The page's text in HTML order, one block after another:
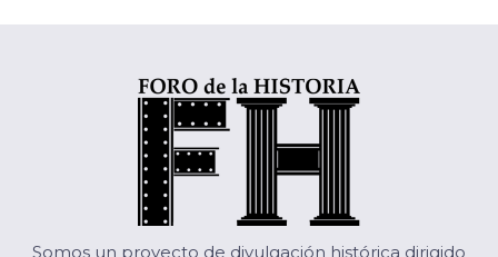
Somos un proyecto de divulgación histórica dirigido